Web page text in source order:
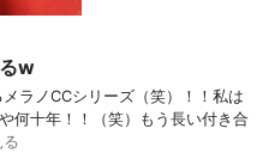
w
ラノCCシリーズ（笑）！！私は
何十年！！（笑）もう長い付き合